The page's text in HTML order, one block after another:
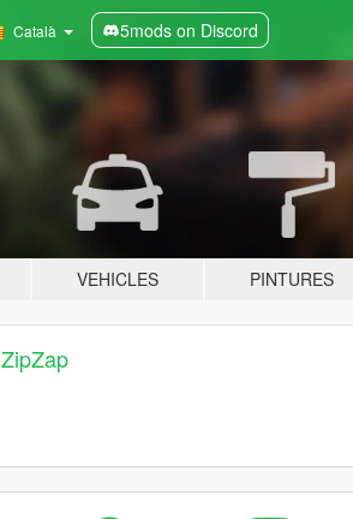
Català 5mods on Discord
VEHICLES PINTURES
ZipZap